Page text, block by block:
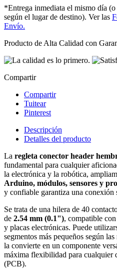
*Entrega inmediata el mismo día
según el lugar de destino). Ver las
Envío.
Producto de Alta Calidad con
Compartir
Compartir
Tuitear
Pinterest
Descripción
Detalles del producto
La regleta conector header
fundamental para cualquier
la electrónica y la robótica,
Arduino, módulos, sensores y
y confiable garantiza una conexión
Se trata de una hilera de 40
de 2.54 mm (0.1"), compatible
y placas electrónicas. Puede
segmentos más pequeños según
la convierte en un componente
máxima flexibilidad para cualquier
(PCB).